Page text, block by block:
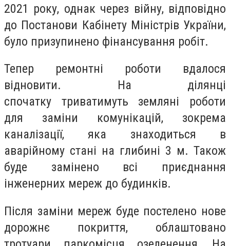
2021 року, однак через війну, відповідно
до Постанови Кабінету Міністрів України,
було призупинено фінансування робіт.
Тепер ремонтні роботи вдалося
відновити. На ділянці
спочатку триватимуть земляні роботи
для заміни комунікацій, зокрема
каналізації, яка знаходиться в
аварійному стані на глибині 3 м. Також
буде замінено всі приєднання
інженерних мереж до будинків.
Після заміни мереж буде постелено нове
дорожнє покриття, облаштовано